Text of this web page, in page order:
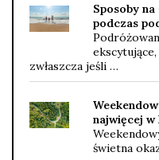
Sposoby
podczas
zwłaszcza jeśli …
najwięcej
świetna